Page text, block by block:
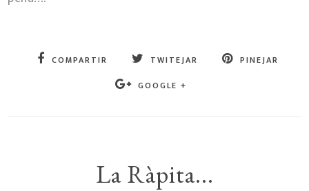
COMPARTIR TWITEJAR
PINEJAR
GOOGLE +
La Ràpita...